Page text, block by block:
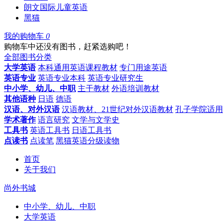
朗文国际儿童英语
黑猫
我的购物车 0
购物车中还没有图书，赶紧选购吧！
全部图书分类
大学英语 本科通用英语课程教材 专门用途英语
英语专业 英语专业本科 英语专业研究生
中小学、幼儿、中职 主干教材 外语培训教材
其他语种 日语 德语
汉语、对外汉语 汉语教材、21世纪对外汉语教材 孔子学院适
学术著作 语言研究 文学与文学史
工具书 英语工具书 日语工具书
点读书 点读笔 黑猫英语分级读物
首页
关于我们
尚外书城
中小学、幼儿、中职
大学英语